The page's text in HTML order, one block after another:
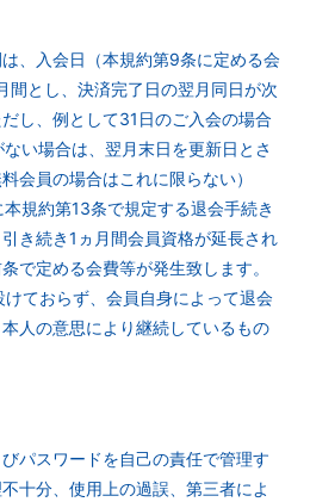
、入会日（本規約第9条に定める会
間とし、決済完了日の翌月同日が次
し、例として31日のご入会の場合
い場合は、翌月末日を更新日とさ
会員の場合はこれに限らない）
規約第13条で規定する退会手続き
き続き1ヵ月間会員資格が延長され
で定める会費等が発生致します。
ておらず、会員自身によって退会
人の意思により継続しているもの
パスワードを自己の責任で管理す
十分、使用上の過誤、第三者によ